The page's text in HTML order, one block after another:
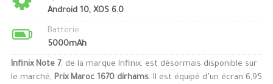
Android 10, XOS 6.0
Batterie
5000mAh
Infinix Note 7, de la marque Infinix, est désormais disponible sur
le marché, Prix Maroc 1670 dirhams. Il est équipé d’un écran 6,95